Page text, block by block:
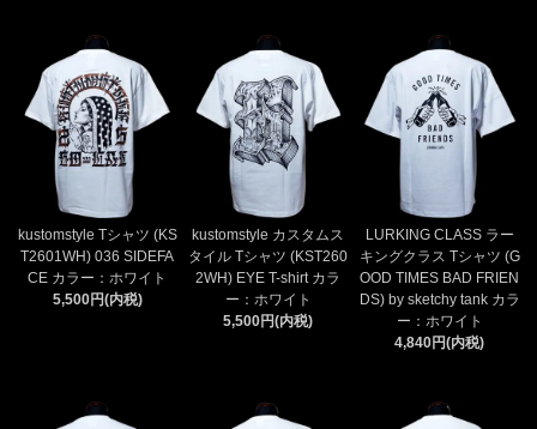
kustomstyle Tシャツ (KS
T2601WH) 036 SIDEFA
CE カラー：ホワイト
5,500円(内税)
kustomstyle カスタムス
タイル Tシャツ (KST260
2WH) EYE T-shirt カラ
ー：ホワイト
5,500円(内税)
LURKING CLASS ラー
キングクラス Tシャツ (G
OOD TIMES BAD FRIEN
DS) by sketchy tank カラ
ー：ホワイト
4,840円(内税)